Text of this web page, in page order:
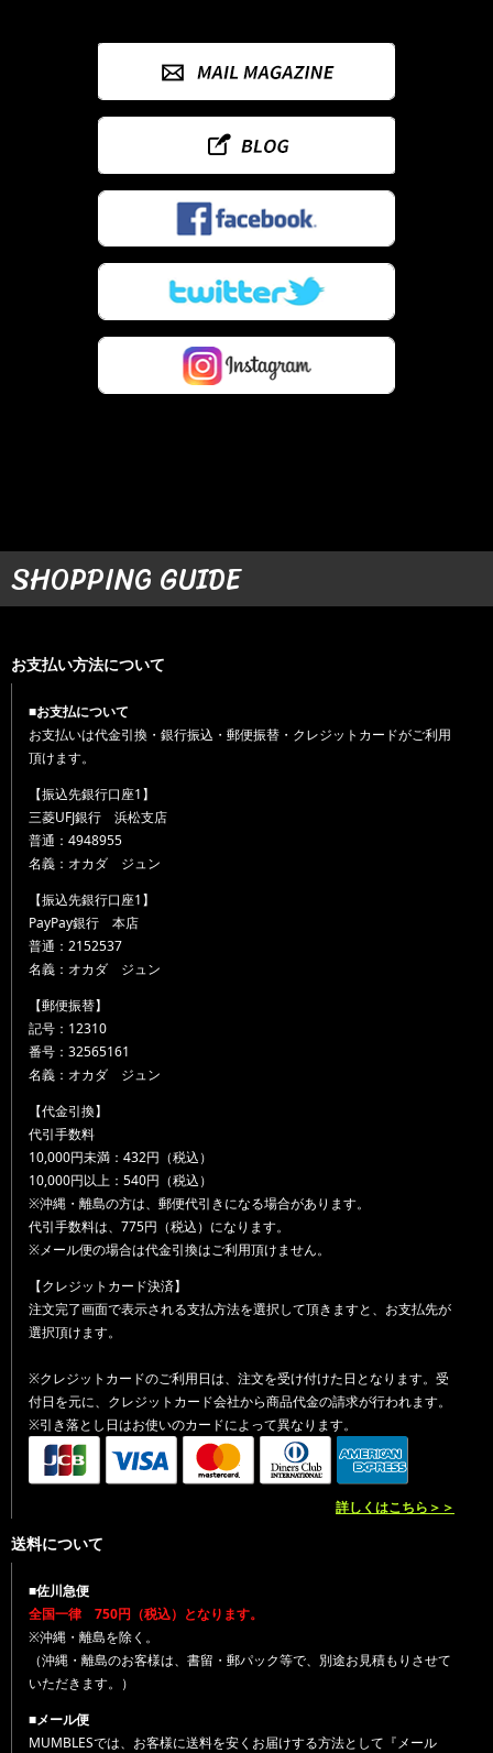
SHOPPING GUIDE
お支払い方法について
■お支払について
お支払いは代金引換・銀行振込・郵便振替・クレジットカードがご利用
頂けます。
【振込先銀行口座1】
三菱UFJ銀行 浜松支店
普通：4948955
名義：オカダ ジュン
【振込先銀行口座1】
PayPay銀行 本店
普通：2152537
名義：オカダ ジュン
【郵便振替】
記号：12310
番号：32565161
名義：オカダ ジュン
【代金引換】
代引手数料
10,000円未満：432円（税込）
10,000円以上：540円（税込）
※沖縄・離島の方は、郵便代引きになる場合があります。
代引手数料は、775円（税込）になります。
※メール便の場合は代金引換はご利用頂けません。
【クレジットカード決済】
注文完了画面で表示される支払方法を選択して頂きますと、お支払先が
選択頂けます。
※クレジットカードのご利用日は、注文を受け付けた日となります。受
付日を元に、クレジットカード会社から商品代金の請求が行われます。
※引き落とし日はお使いのカードによって異なります。
詳しくはこちら＞＞
送料について
■佐川急便
全国一律 750円（税込）となります。
※沖縄・離島を除く。
（沖縄・離島のお客様は、書留・郵パック等で、別途お見積もりさせて
いただきます。）
■メール便
MUMBLESでは、お客様に送料を安くお届けする方法として『メール